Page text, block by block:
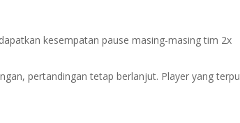
kesempatan pause masing-masing tim 2x
pertandingan tetap berlanjut. Player yang